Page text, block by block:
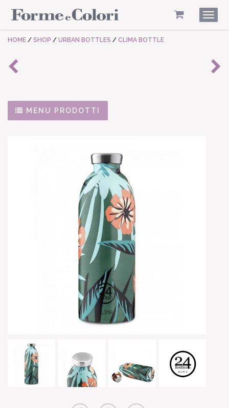
HOME / SHOP / URBAN BOTTLES / CLIMA BOTTLE
MENU PRODOTTI